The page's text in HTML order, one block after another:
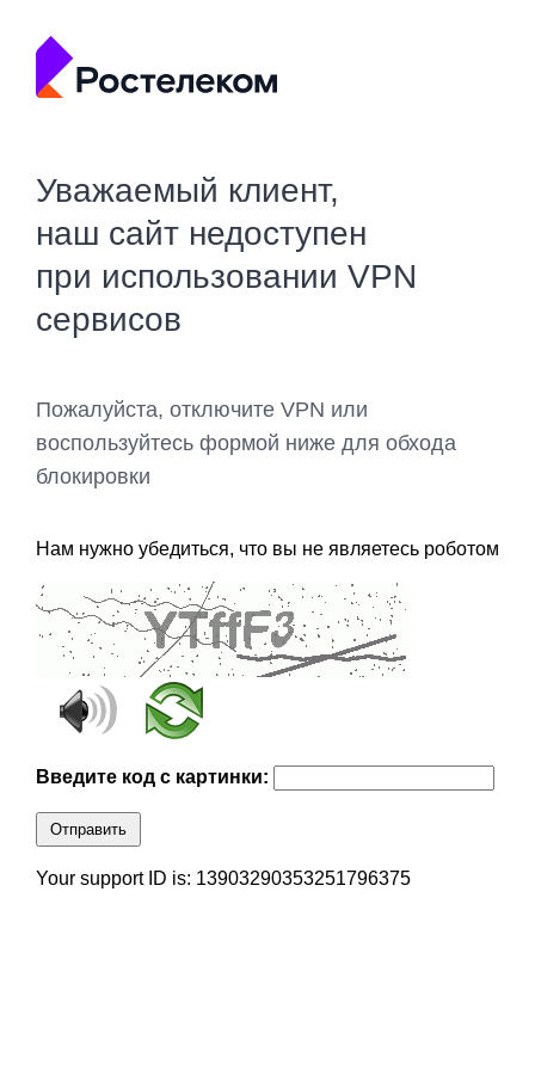
Уважаемый клиент,
наш сайт недоступен
при использовании VPN
сервисов
Пожалуйста, отключите VPN или
воспользуйтесь формой ниже для обхода
блокировки
Нам нужно убедиться, что вы не являетесь роботом
Введите код с картинки:
Отправить
Your support ID is: 13903290353251796375